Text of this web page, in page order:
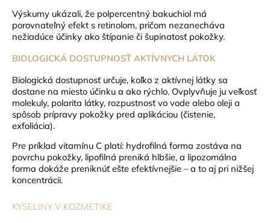
Výskumy ukázali, že polpercentný bakuchiol má
porovnateľný efekt s retinolom, pričom nezanecháva
nežiadúce účinky ako štípanie či šupinatosť pokožky.
BIOLOGICKÁ DOSTUPNOSŤ AKTÍVNYCH LÁTOK
Biologická dostupnosť určuje, koľko z aktívnej látky sa
dostane na miesto účinku a ako rýchlo. Ovplyvňuje ju veľkosť
molekuly, polarita látky, rozpustnosť vo vode alebo oleji a
spôsob prípravy pokožky pred aplikáciou (čistenie,
exfoliácia).
Pre príklad vitamínu C platí: hydrofilná forma zostáva na
povrchu pokožky, lipofilná preniká hlbšie, a lipozomálna
forma dokáže preniknúť ešte efektívnejšie – a to aj pri nižšej
koncentrácii.
KYSELINY V KOZMETIKE